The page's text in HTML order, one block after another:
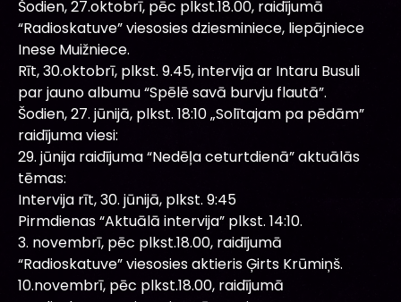
Šodien, 27.oktobrī, pēc plkst.18.00, raidījumā
“Radioskatuve” viesosies dziesminiece, liepājniece
Inese Muižniece.
Rīt, 30.oktobrī, plkst. 9.45, intervija ar Intaru Busuli
par jauno albumu “Spēlē savā burvju flautā”.
Šodien, 27. jūnijā, plkst. 18:10 „Solītajam pa pēdām”
raidījuma viesi:
29. jūnija raidījuma “Nedēļa ceturtdienā” aktuālās
tēmas:
Intervija rīt, 30. jūnijā, plkst. 9:45
Pirmdienas “Aktuālā intervija” plkst. 14:10.
3. novembrī, pēc plkst.18.00, raidījumā
“Radioskatuve” viesosies aktieris Ģirts Krūmiņš.
10.novembrī, pēc plkst.18.00, raidījumā